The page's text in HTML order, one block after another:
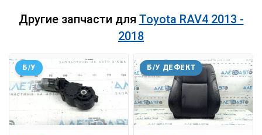
Другие запчасти для Toyota RAV4 2013 -
2018
Б/У Б/У ДЕФЕКТ